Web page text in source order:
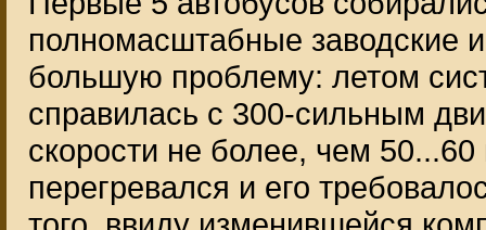
полномасштабные заводские
большую проблему: летом
справилась с 300-сильным
скорости не более, чем
перегревался и его